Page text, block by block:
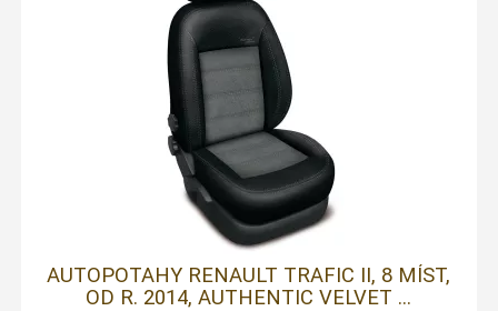
AUTOPOTAHY RENAULT TRAFIC II, 8 MÍST,
OD R. 2014, AUTHENTIC VELVET ...